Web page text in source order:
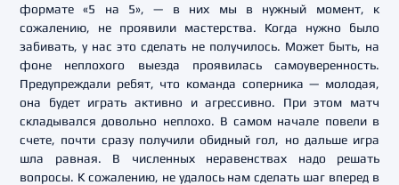
формате «5 на 5», — в них мы в нужный момент, к
сожалению, не проявили мастерства. Когда нужно было
забивать, у нас это сделать не получилось. Может быть, на
фоне неплохого выезда проявилась самоуверенность.
Предупреждали ребят, что команда соперника — молодая,
она будет играть активно и агрессивно. При этом матч
складывался довольно неплохо. В самом начале повели в
счете, почти сразу получили обидный гол, но дальше игра
шла равная. В численных неравенствах надо решать
вопросы. К сожалению, не удалось нам сделать шаг вперед в